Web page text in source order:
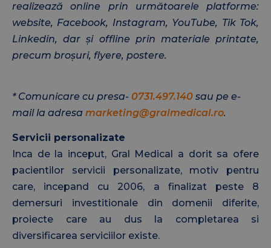
realizează online prin următoarele platforme:
website, Facebook, Instagram, YouTube, Tik Tok,
Linkedin, dar și offline prin materiale printate,
precum broșuri, flyere, postere.
* Comunicare cu presa- 0731.497.140 sau pe e-
mail la adresa marketing@gralmedical.ro.
Servicii personalizate
Inca de la inceput, Gral Medical a dorit sa ofere
pacientilor servicii personalizate, motiv pentru
care, incepand cu 2006, a finalizat peste 8
demersuri investitionale din domenii diferite,
proiecte care au dus la completarea si
diversificarea serviciilor existe.